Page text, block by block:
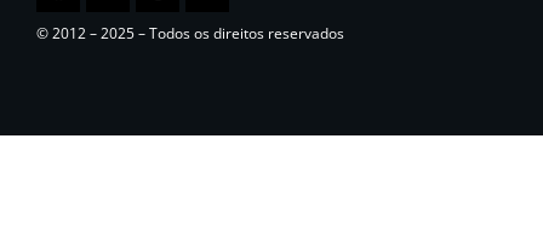
© 2012 – 2025 – Todos os direitos reservados